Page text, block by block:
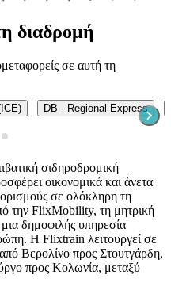
διαδρομή
σε αυτή τη
DB - Regional Express
σιδηροδρομική
οικονομικά και άνετα
σε ολόκληρη τη
την FlixMobility, τη μητρική
δημοφιλής υπηρεσία
Η Flixtrain λειτουργεί σε
Βερολίνο προς Στουτγάρδη,
προς Κολωνία, μεταξύ